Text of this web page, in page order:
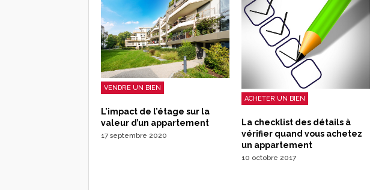
VENDRE UN BIEN
L’impact de l’étage sur la
valeur d’un appartement
17 septembre 2020
ACHETER UN BIEN
La checklist des détails à
vérifier quand vous achetez
un appartement
10 octobre 2017